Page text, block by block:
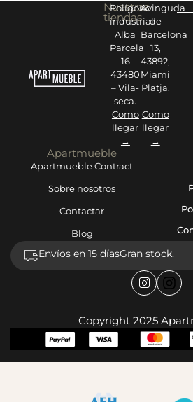
Nuestras
tiendas
Polígono
industrial
Alba
Parcela
16
43480
– Vila-
seca.
Como
llegar
→
Avinguda
de
Barcelona
13,
43892,
Miami
Platja.
Como
llegar
→
Apartmueble
Apartmueble Contract
Sobre nosotros
Contactar
Blog
Envíos en 15 díasGran stock.
Copyright 2025